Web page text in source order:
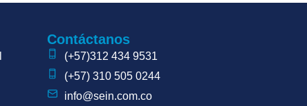
Contáctanos
(+57)312 434 9531
(+57) 310 505 0244
info@sein.com.co